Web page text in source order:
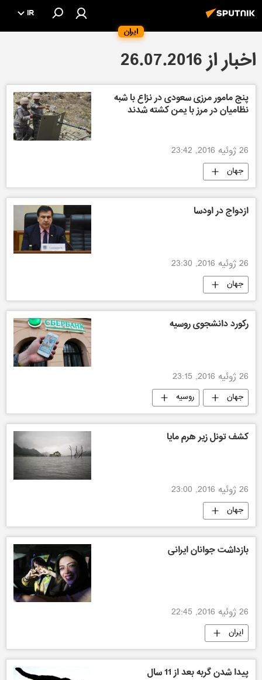
ایران
IR
اخبار از 26.07.2016
پنج مامور مرزی سعودی در نزاع با شبه
نظامیان در مرز با یمن کشته شدند
26 ژوئیه 2016, 23:42
جهان
ازدواج در اودسا
26 ژوئیه 2016, 23:30
جهان
رکورد دانشجوی روسیه
26 ژوئیه 2016, 23:15
جهان روسیه
کشف تونل زیر هرم مایا
26 ژوئیه 2016, 23:00
جهان
بازداشت جوانان ایرانی
26 ژوئیه 2016, 22:45
ایران
پیدا شدن گربه بعد از 11 سال